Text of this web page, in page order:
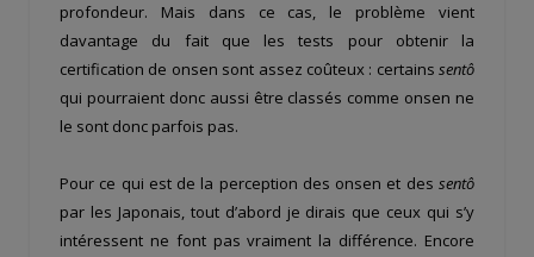
profondeur. Mais dans ce cas, le problème vient
davantage du fait que les tests pour obtenir la
certification de onsen sont assez coûteux : certains sentô
qui pourraient donc aussi être classés comme onsen ne
le sont donc parfois pas.
Pour ce qui est de la perception des onsen et des sentô
par les Japonais, tout d’abord je dirais que ceux qui s’y
intéressent ne font pas vraiment la différence. Encore